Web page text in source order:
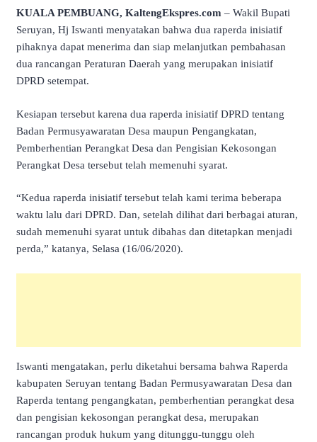
KUALA PEMBUANG, KaltengEkspres.com – Wakil Bupati
Seruyan, Hj Iswanti menyatakan bahwa dua raperda inisiatif
pihaknya dapat menerima dan siap melanjutkan pembahasan
dua rancangan Peraturan Daerah yang merupakan inisiatif
DPRD setempat.
Kesiapan tersebut karena dua raperda inisiatif DPRD tentang
Badan Permusyawaratan Desa maupun Pengangkatan,
Pemberhentian Perangkat Desa dan Pengisian Kekosongan
Perangkat Desa tersebut telah memenuhi syarat.
“Kedua raperda inisiatif tersebut telah kami terima beberapa
waktu lalu dari DPRD. Dan, setelah dilihat dari berbagai aturan,
sudah memenuhi syarat untuk dibahas dan ditetapkan menjadi
perda,” katanya, Selasa (16/06/2020).
Iswanti mengatakan, perlu diketahui bersama bahwa Raperda
kabupaten Seruyan tentang Badan Permusyawaratan Desa dan
Raperda tentang pengangkatan, pemberhentian perangkat desa
dan pengisian kekosongan perangkat desa, merupakan
rancangan produk hukum yang ditunggu-tunggu oleh